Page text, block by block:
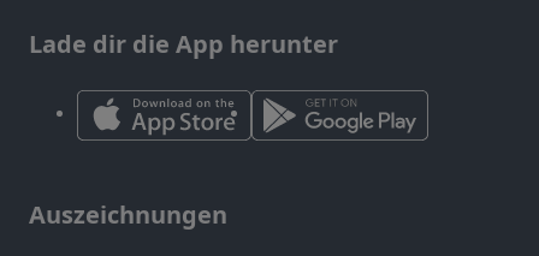
Lade dir die App herunter
Auszeichnungen